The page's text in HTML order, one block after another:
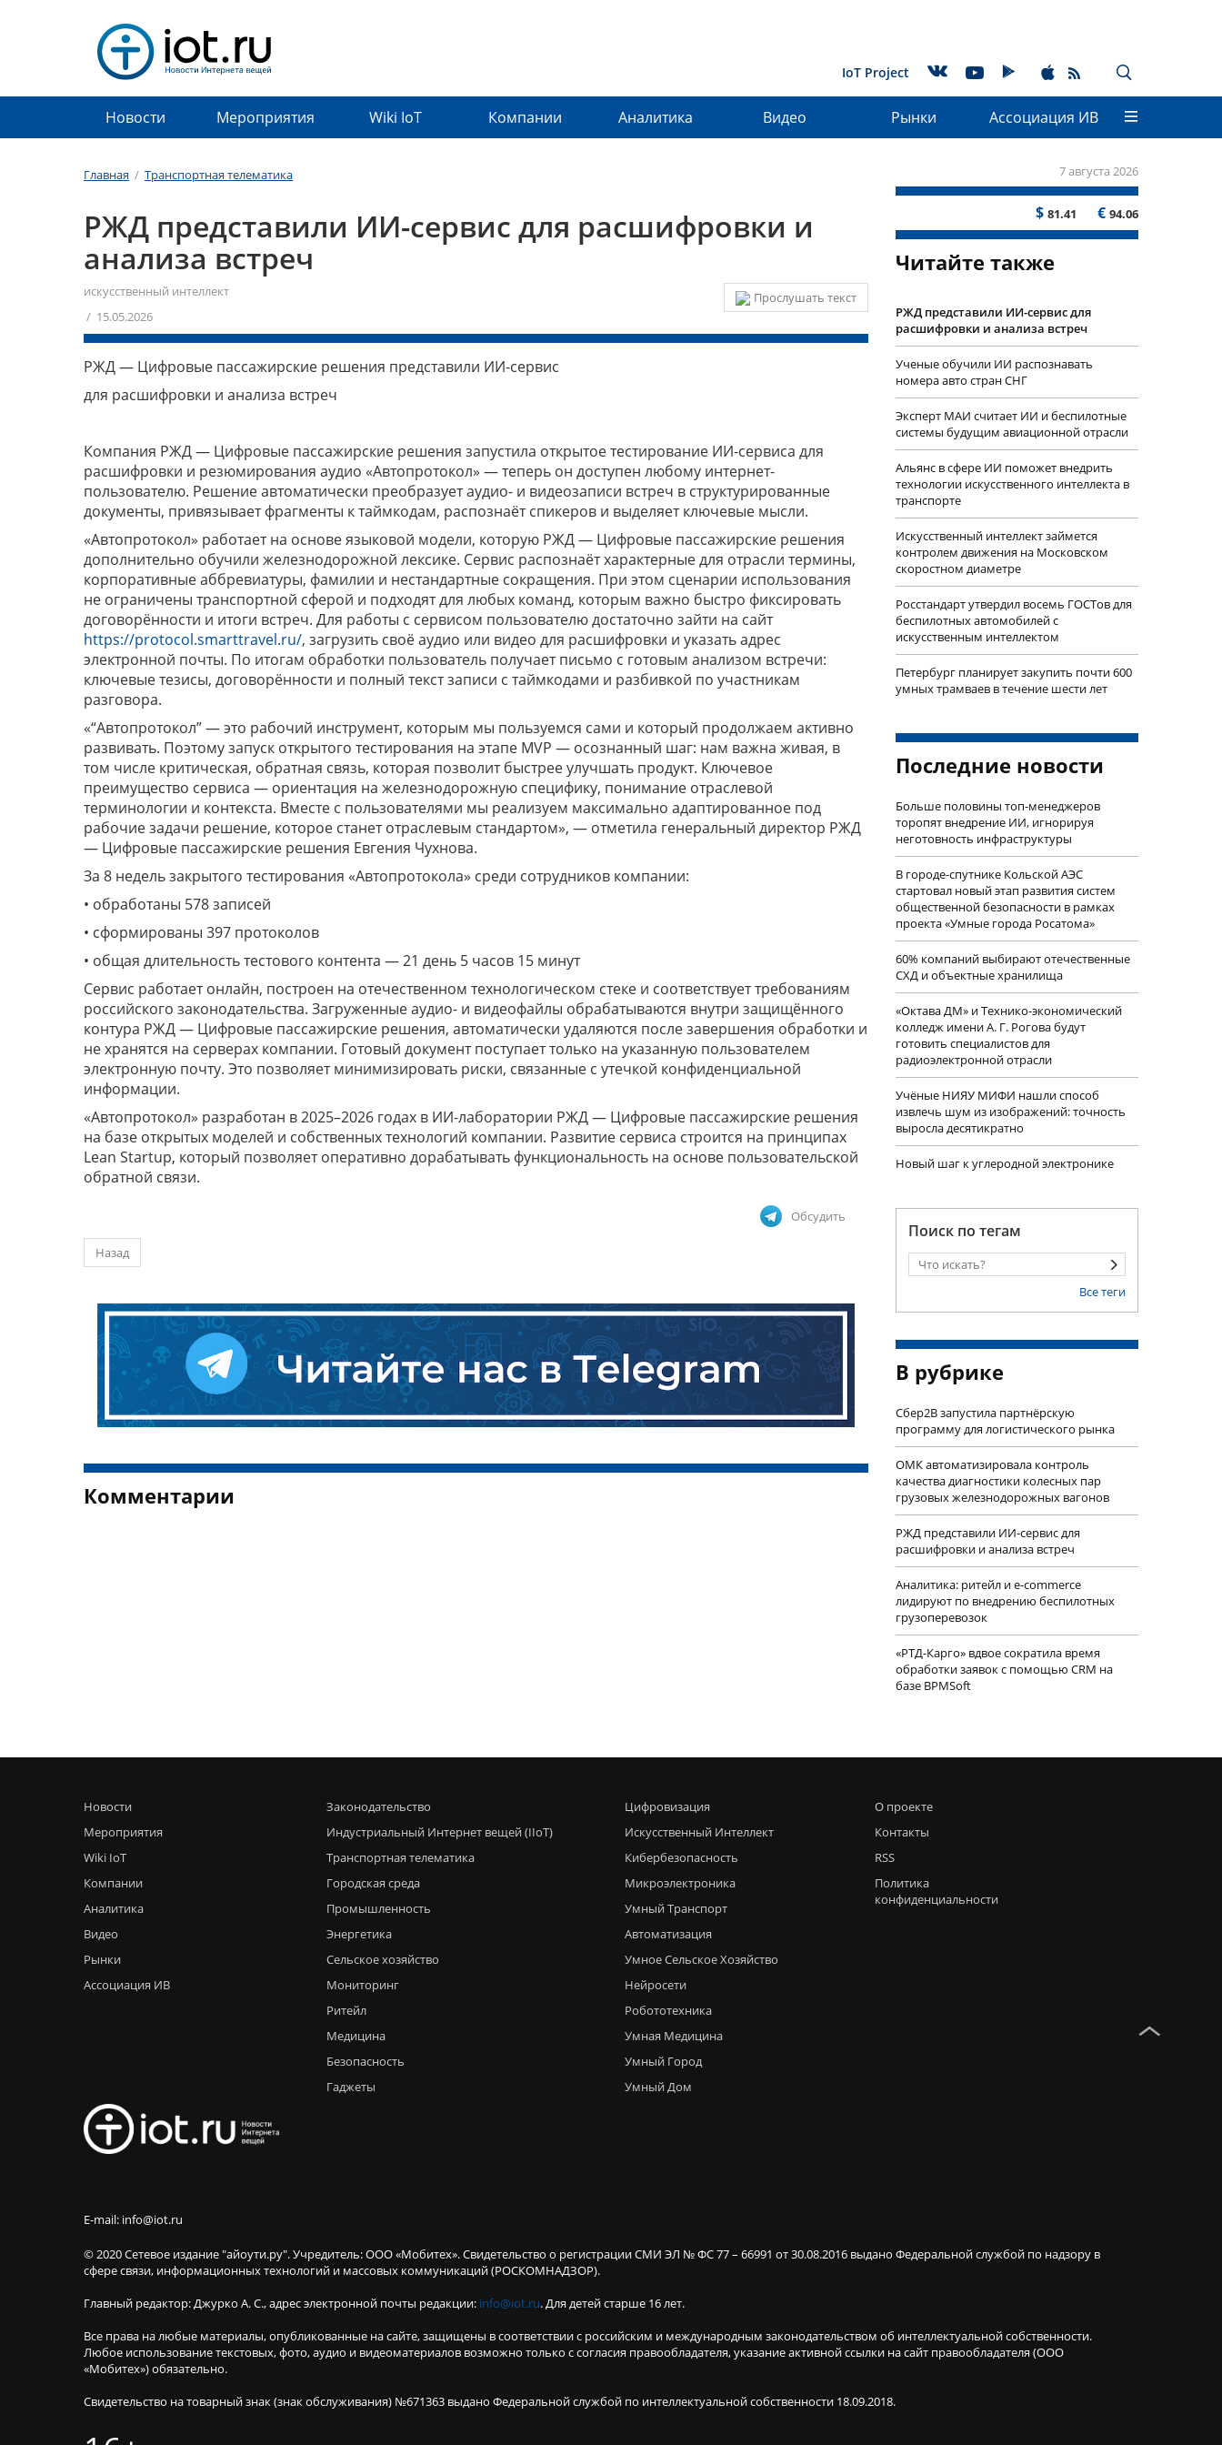
IoT Project
Новости Мероприятия Wiki IoT Компании Аналитика Видео Рынки Ассоциация ИВ
Главная / Транспортная телематика 7 августа 2026
$ 81.41 € 94.06
РЖД представили ИИ-сервис для расшифровки и
анализа встреч
Прослушать текст
искусственный интеллект
/ 15.05.2026
РЖД — Цифровые пассажирские решения представили ИИ-сервис
для расшифровки и анализа встреч
Компания РЖД — Цифровые пассажирские решения запустила открытое тестирование ИИ-сервиса для
расшифровки и резюмирования аудио «Автопротокол» — теперь он доступен любому интернет-
пользователю. Решение автоматически преобразует аудио- и видеозаписи встреч в структурированные
документы, привязывает фрагменты к таймкодам, распознаёт спикеров и выделяет ключевые мысли.
«Автопротокол» работает на основе языковой модели, которую РЖД — Цифровые пассажирские решения
дополнительно обучили железнодорожной лексике. Сервис распознаёт характерные для отрасли термины,
корпоративные аббревиатуры, фамилии и нестандартные сокращения. При этом сценарии использования
не ограничены транспортной сферой и подходят для любых команд, которым важно быстро фиксировать
договорённости и итоги встреч. Для работы с сервисом пользователю достаточно зайти на сайт
https://protocol.smarttravel.ru/, загрузить своё аудио или видео для расшифровки и указать адрес
электронной почты. По итогам обработки пользователь получает письмо с готовым анализом встречи:
ключевые тезисы, договорённости и полный текст записи с таймкодами и разбивкой по участникам
разговора.
«“Автопротокол” — это рабочий инструмент, которым мы пользуемся сами и который продолжаем активно
развивать. Поэтому запуск открытого тестирования на этапе MVP — осознанный шаг: нам важна живая, в
том числе критическая, обратная связь, которая позволит быстрее улучшать продукт. Ключевое
преимущество сервиса — ориентация на железнодорожную специфику, понимание отраслевой
терминологии и контекста. Вместе с пользователями мы реализуем максимально адаптированное под
рабочие задачи решение, которое станет отраслевым стандартом», — отметила генеральный директор РЖД
— Цифровые пассажирские решения Евгения Чухнова.
За 8 недель закрытого тестирования «Автопротокола» среди сотрудников компании:
• обработаны 578 записей
• сформированы 397 протоколов
• общая длительность тестового контента — 21 день 5 часов 15 минут
Сервис работает онлайн, построен на отечественном технологическом стеке и соответствует требованиям
российского законодательства. Загруженные аудио- и видеофайлы обрабатываются внутри защищённого
контура РЖД — Цифровые пассажирские решения, автоматически удаляются после завершения обработки и
не хранятся на серверах компании. Готовый документ поступает только на указанную пользователем
электронную почту. Это позволяет минимизировать риски, связанные с утечкой конфиденциальной
информации.
«Автопротокол» разработан в 2025–2026 годах в ИИ-лаборатории РЖД — Цифровые пассажирские решения
на базе открытых моделей и собственных технологий компании. Развитие сервиса строится на принципах
Lean Startup, который позволяет оперативно дорабатывать функциональность на основе пользовательской
обратной связи.
Обсудить
Назад
Комментарии
Читайте также
РЖД представили ИИ-сервис для
расшифровки и анализа встреч
Ученые обучили ИИ распознавать
номера авто стран СНГ
Эксперт МАИ считает ИИ и беспилотные
системы будущим авиационной отрасли
Альянс в сфере ИИ поможет внедрить
технологии искусственного интеллекта в
транспорте
Искусственный интеллект займется
контролем движения на Московском
скоростном диаметре
Росстандарт утвердил восемь ГОСТов для
беспилотных автомобилей с
искусственным интеллектом
Петербург планирует закупить почти 600
умных трамваев в течение шести лет
Последние новости
Больше половины топ-менеджеров
торопят внедрение ИИ, игнорируя
неготовность инфраструктуры
В городе-спутнике Кольской АЭС
стартовал новый этап развития систем
общественной безопасности в рамках
проекта «Умные города Росатома»
60% компаний выбирают отечественные
СХД и объектные хранилища
«Октава ДМ» и Технико-экономический
колледж имени А. Г. Рогова будут
готовить специалистов для
радиоэлектронной отрасли
Учëные НИЯУ МИФИ нашли способ
извлечь шум из изображений: точность
выросла десятикратно
Новый шаг к углеродной электронике
Поиск по тегам
Все теги
В рубрике
Сбер2B запустила партнёрскую
программу для логистического рынка
ОМК автоматизировала контроль
качества диагностики колесных пар
грузовых железнодорожных вагонов
РЖД представили ИИ-сервис для
расшифровки и анализа встреч
Аналитика: ритейл и e-commerce
лидируют по внедрению беспилотных
грузоперевозок
«РТД-Карго» вдвое сократила время
обработки заявок с помощью CRM на
базе BPMSoft
Новости
Мероприятия
Wiki IoT
Компании
Аналитика
Видео
Рынки
Ассоциация ИВ
Законодательство
Индустриальный Интернет вещей (IIoT)
Транспортная телематика
Городская среда
Промышленность
Энергетика
Сельское хозяйство
Мониторинг
Ритейл
Медицина
Безопасность
Гаджеты
Цифровизация
Искусственный Интеллект
Кибербезопасность
Микроэлектроника
Умный Транспорт
Автоматизация
Умное Сельское Хозяйство
Нейросети
Робототехника
Умная Медицина
Умный Город
Умный Дом
О проекте
Контакты
RSS
Политика
конфиденциальности
E-mail: info@iot.ru
© 2020 Сетевое издание "айоути.ру". Учредитель: ООО «Мобитех». Свидетельство о регистрации СМИ ЭЛ № ФС 77 – 66991 от 30.08.2016 выдано Федеральной службой по надзору в
сфере связи, информационных технологий и массовых коммуникаций (РОСКОМНАДЗОР).
Главный редактор: Джурко А. С., адрес электронной почты редакции: info@iot.ru. Для детей старше 16 лет.
Все права на любые материалы, опубликованные на сайте, защищены в соответствии с российским и международным законодательством об интеллектуальной собственности.
Любое использование текстовых, фото, аудио и видеоматериалов возможно только с согласия правообладателя, указание активной ссылки на сайт правообладателя (ООО
«Мобитех») обязательно.
Свидетельство на товарный знак (знак обслуживания) №671363 выдано Федеральной службой по интеллектуальной собственности 18.09.2018.